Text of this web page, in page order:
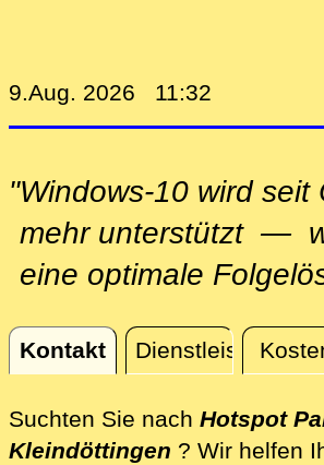
9.Aug. 2026 11:32
"Windows-10 wird
mehr unterstützt —
eine optimale
Kontakt Dienstleistungen
Kontakt
Suchten Sie nach Hotspot
Kleindöttingen ? Wir helfen